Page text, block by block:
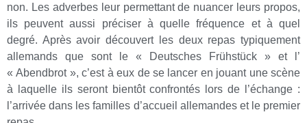
non. Les adverbes leur permettant de nuancer leurs propos,
ils peuvent aussi préciser à quelle fréquence et à quel
degré. Après avoir découvert les deux repas typiquement
allemands que sont le « Deutsches Frühstück » et l’
« Abendbrot », c’est à eux de se lancer en jouant une scène
à laquelle ils seront bientôt confrontés lors de l’échange :
l’arrivée dans les familles d’accueil allemandes et le premier